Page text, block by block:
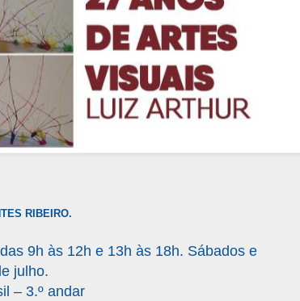
RIBEIRO.
9h às 12h e 13h às 18h. Sábados e
julho.
– 3.º andar